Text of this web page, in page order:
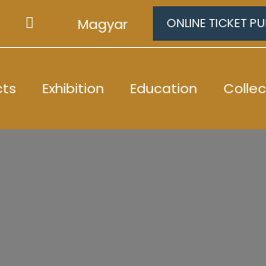
Magyar ONLINE TICKET
Exhibition Education